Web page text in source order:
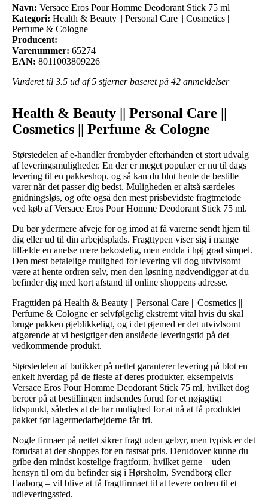
Navn: Versace Eros Pour Homme Deodorant Stick 75 ml
Kategori: Health & Beauty || Personal Care || Cosmetics ||
Perfume & Cologne
Producent:
Varenummer: 65274
EAN: 8011003809226
Vurderet til 3.5 ud af 5 stjerner baseret på 42 anmeldelser
Health & Beauty || Personal Care ||
Cosmetics || Perfume & Cologne
Størstedelen af e-handler frembyder efterhånden et stort udvalg
af leveringsmuligheder. En der er meget populær er nu til dags
levering til en pakkeshop, og så kan du blot hente de bestilte
varer når det passer dig bedst. Muligheden er altså særdeles
gnidningsløs, og ofte også den mest prisbevidste fragtmetode
ved køb af Versace Eros Pour Homme Deodorant Stick 75 ml.
Du bør ydermere afveje for og imod at få varerne sendt hjem til
dig eller ud til din arbejdsplads. Fragttypen viser sig i mange
tilfælde en anelse mere bekostelig, men endda i høj grad simpel.
Den mest betalelige mulighed for levering vil dog utvivlsomt
være at hente ordren selv, men den løsning nødvendiggør at du
befinder dig med kort afstand til online shoppens adresse.
Fragttiden på Health & Beauty || Personal Care || Cosmetics ||
Perfume & Cologne er selvfølgelig ekstremt vital hvis du skal
bruge pakken øjeblikkeligt, og i det øjemed er det utvivlsomt
afgørende at vi besigtiger den anslåede leveringstid på det
vedkommende produkt.
Størstedelen af butikker på nettet garanterer levering på blot en
enkelt hverdag på de fleste af deres produkter, eksempelvis
Versace Eros Pour Homme Deodorant Stick 75 ml, hvilket dog
beroer på at bestillingen indsendes forud for et nøjagtigt
tidspunkt, således at de har mulighed for at nå at få produktet
pakket før lagermedarbejderne får fri.
Nogle firmaer på nettet sikrer fragt uden gebyr, men typisk er det
forudsat at der shoppes for en fastsat pris. Derudover kunne du
gribe den mindst kostelige fragtform, hvilket gerne – uden
hensyn til om du befinder sig i Hørsholm, Svendborg eller
Faaborg – vil blive at få fragtfirmaet til at levere ordren til et
udleveringssted.